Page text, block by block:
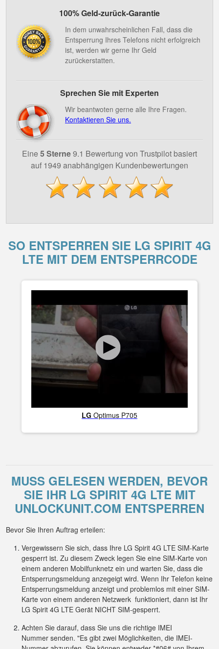
100% Geld-zurück-Garantie
In dem unwahrscheinlichen Fall, dass die
Entsperrung Ihres Telefons nicht erfolgreich
ist, werden wir gerne Ihr Geld
zurückerstatten.
Sprechen Sie mit Experten
Wir beantwoten gerne alle Ihre Fragen.
Kontaktieren Sie uns.
Eine 5 Sterne9.1 Bewertung von Trustpilot basiert
auf 1949 anabhängigen Kundenbewertungen
SO ENTSPERREN SIE LG SPIRIT 4G
LTE MIT DEM ENTSPERRCODE
LG Optimus P705
MUSS GELESEN WERDEN, BEVOR
SIE IHR LG SPIRIT 4G LTE MIT
UNLOCKUNIT.COM ENTSPERREN
Bevor Sie Ihren Auftrag erteilen:
Vergewissern Sie sich, dass Ihre LG Spirit 4G LTE SIM-Karte
gesperrt ist. Zu diesem Zweck legen Sie eine SIM-Karte von
einem anderen Mobilfunknetz ein und warten Sie, dass die
Entsperrungsmeldung anzegeigt wird. Wenn Ihr Telefon keine
Entsperrungsmeldung anzeigt und problemlos mit einer SIM-
Karte von einem anderen Netzwerk funktioniert, dann ist Ihr
LG Spirit 4G LTE Gerät NICHT SIM-gesperrt.
Achten Sie darauf, dass Sie uns die richtige IMEI
Nummer senden. "Es gibt zwei Möglichkeiten, die IMEI-